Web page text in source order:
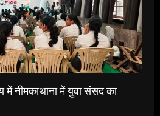
में नीमकाथाना में युवा संसद का